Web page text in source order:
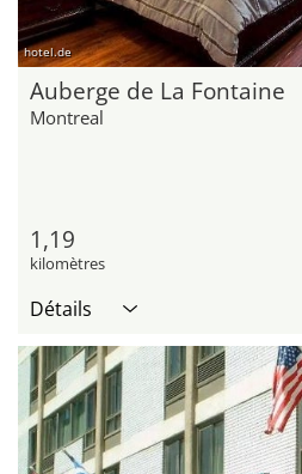
hotel.de
Auberge de La Fontaine
Montreal
1,19
kilomètres
Détails